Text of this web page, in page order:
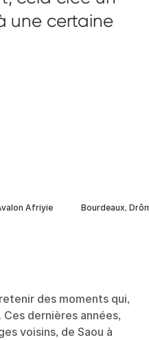
une certaine
Afriyie Bourdeaux,
des moments qui,
dernières années,
voisins, de Saou à